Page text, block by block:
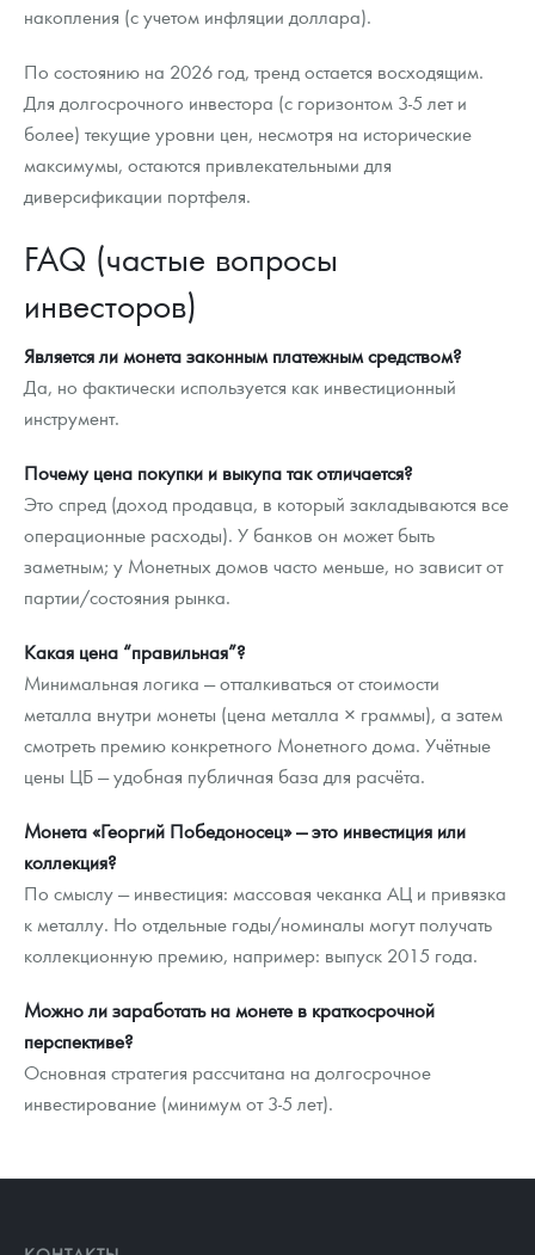
накопления (с учетом инфляции доллара).
По состоянию на 2026 год, тренд остается восходящим.
Для долгосрочного инвестора (с горизонтом 3-5 лет и
более) текущие уровни цен, несмотря на исторические
максимумы, остаются привлекательными для
диверсификации портфеля.
FAQ (частые вопросы
инвесторов)
Является ли монета законным платежным средством?
Да, но фактически используется как инвестиционный
инструмент.
Почему цена покупки и выкупа так отличается?
Это спред (доход продавца, в который закладываются все
операционные расходы). У банков он может быть
заметным; у Монетных домов часто меньше, но зависит от
партии/состояния рынка.
Какая цена “правильная”?
Минимальная логика — отталкиваться от стоимости
металла внутри монеты (цена металла × граммы), а затем
смотреть премию конкретного Монетного дома. Учётные
цены ЦБ — удобная публичная база для расчёта.
Монета «Георгий Победоносец» — это инвестиция или
коллекция?
По смыслу — инвестиция: массовая чеканка АЦ и привязка
к металлу. Но отдельные годы/номиналы могут получать
коллекционную премию, например: выпуск 2015 года.
Можно ли заработать на монете в краткосрочной
перспективе?
Основная стратегия рассчитана на долгосрочное
инвестирование (минимум от 3-5 лет).